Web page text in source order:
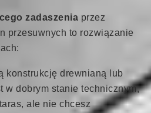
zadaszenia przez
przesuwnych to rozwiązanie
konstrukcję drewnianą lub
w dobrym stanie technicznym,
ale nie chcesz